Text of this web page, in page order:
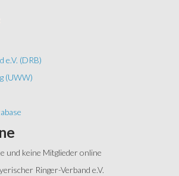
e.V. (DRB)
(UWW)
und keine Mitglieder online
Ringer-Verband e.V.